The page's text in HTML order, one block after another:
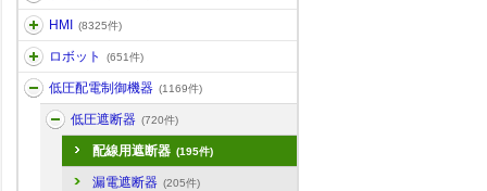
HMI (8325件)
ロボット (651件)
低圧配電制御機器 (1169件)
低圧遮断器 (720件)
配線用遮断器 (195件)
漏電遮断器 (205件)